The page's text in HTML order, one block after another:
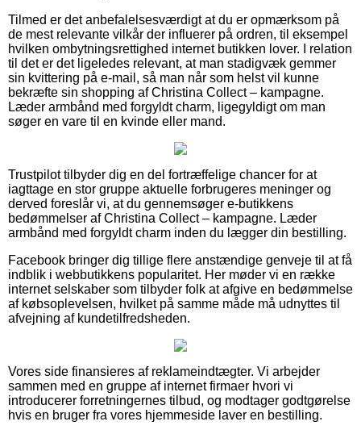
Tilmed er det anbefalelsesværdigt at du er opmærksom på
de mest relevante vilkår der influerer på ordren, til eksempel
hvilken ombytningsrettighed internet butikken lover. I relation
til det er det ligeledes relevant, at man stadigvæk gemmer
sin kvittering på e-mail, så man når som helst vil kunne
bekræfte sin shopping af Christina Collect – kampagne.
Læder armbånd med forgyldt charm, ligegyldigt om man
søger en vare til en kvinde eller mand.
Trustpilot tilbyder dig en del fortræffelige chancer for at
iagttage en stor gruppe aktuelle forbrugeres meninger og
derved foreslår vi, at du gennemsøger e-butikkens
bedømmelser af Christina Collect – kampagne. Læder
armbånd med forgyldt charm inden du lægger din bestilling.
Facebook bringer dig tillige flere anstændige genveje til at få
indblik i webbutikkens popularitet. Her møder vi en række
internet selskaber som tilbyder folk at afgive en bedømmelse
af købsoplevelsen, hvilket på samme måde må udnyttes til
afvejning af kundetilfredsheden.
Vores side finansieres af reklameindtægter. Vi arbejder
sammen med en gruppe af internet firmaer hvori vi
introducerer forretningernes tilbud, og modtager godtgørelse
hvis en bruger fra vores hjemmeside laver en bestilling.